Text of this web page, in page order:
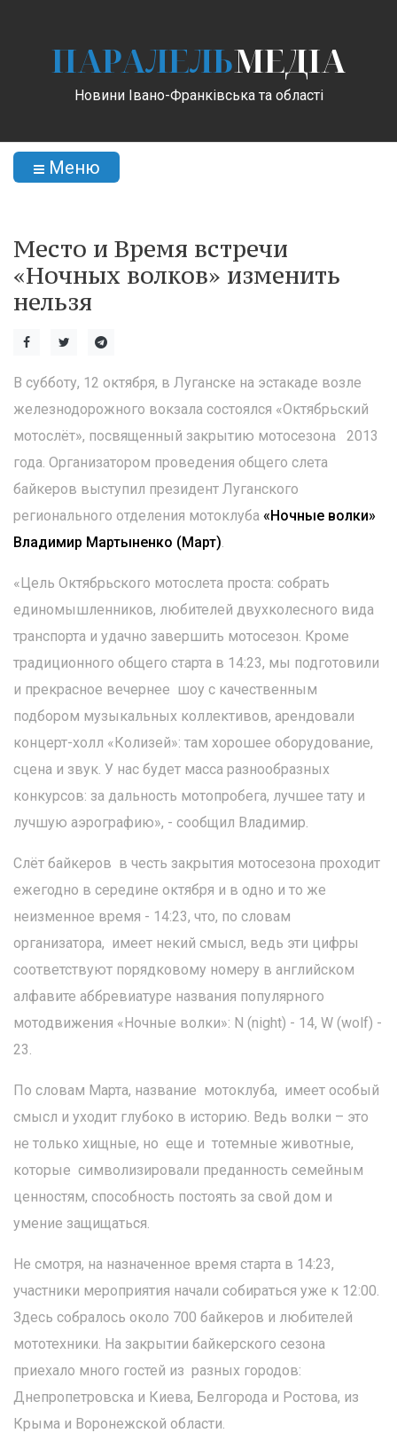
ПАРАЛЕЛЬМЕДІА
Новини Івано-Франківська та області
Меню
Место и Время встречи
«Ночных волков» изменить
нельзя
В субботу, 12 октября, в Луганске на эстакаде возле
железнодорожного вокзала состоялся «Октябрьский
мотослёт», посвященный закрытию мотосезона 2013
года. Организатором проведения общего слета
байкеров выступил президент Луганского
регионального отделения мотоклуба «Ночные волки»
Владимир Мартыненко (Март).
«Цель Октябрьского мотослета проста: собрать
единомышленников, любителей двухколесного вида
транспорта и удачно завершить мотосезон. Кроме
традиционного общего старта в 14:23, мы подготовили
и прекрасное вечернее шоу с качественным
подбором музыкальных коллективов, арендовали
концерт-холл «Колизей»: там хорошее оборудование,
сцена и звук. У нас будет масса разнообразных
конкурсов: за дальность мотопробега, лучшее тату и
лучшую аэрографию», - сообщил Владимир.
Слёт байкеров в честь закрытия мотосезона проходит
ежегодно в середине октября и в одно и то же
неизменное время - 14:23, что, по словам
организатора, имеет некий смысл, ведь эти цифры
соответствуют порядковому номеру в английском
алфавите аббревиатуре названия популярного
мотодвижения «Ночные волки»: N (night) - 14, W (wolf) -
23.
По словам Марта, название мотоклуба, имеет особый
смысл и уходит глубоко в историю. Ведь волки – это
не только хищные, но еще и тотемные животные,
которые символизировали преданность семейным
ценностям, способность постоять за свой дом и
умение защищаться.
Не смотря, на назначенное время старта в 14:23,
участники мероприятия начали собираться уже к 12:00.
Здесь собралось около 700 байкеров и любителей
мототехники. На закрытии байкерского сезона
приехало много гостей из разных городов:
Днепропетровска и Киева, Белгорода и Ростова, из
Крыма и Воронежской области.